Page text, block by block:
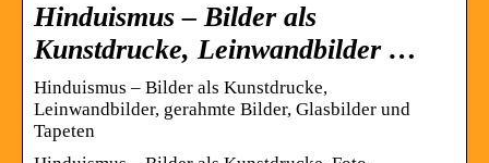
Hinduismus – Bilder als
Kunstdrucke, Leinwandbilder …
Hinduismus – Bilder als Kunstdrucke,
Leinwandbilder, gerahmte Bilder, Glasbilder und
Tapeten